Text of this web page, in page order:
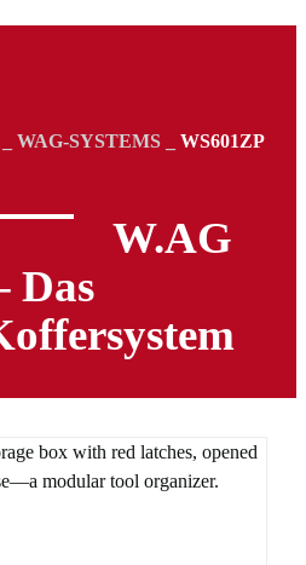
WAG-SYSTEMS WS601ZP
W.AG
Das